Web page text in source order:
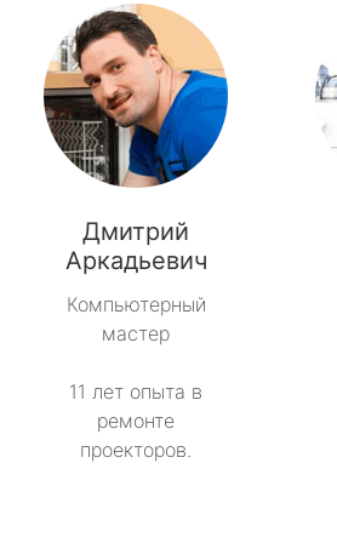
Дмитрий
Аркадьевич
Компьютерный
мастер
11 лет опыта в
ремонте
проекторов.